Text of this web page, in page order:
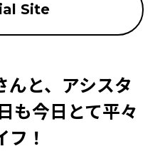
Site
んと、アシスタ
も今日とて平々
！